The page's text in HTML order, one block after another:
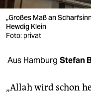
verlag
verlag
shop
fragen & hilfe
„Großes Maß an
Hewdig Klein
Foto: privat
Aus Hamburg Stefan
„Allah wird schon